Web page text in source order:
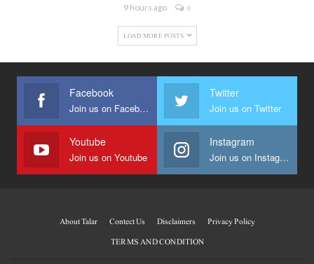
9 hours ago 0
LOAD MORE POSTS
Facebook
Join us on Facebook
Twitter
Join us on Twitter
Youtube
Join us on Youtube
Instagram
Join us on Instagram
About Talar Contect Us Disclaimers
Privacy Policy
TERMS AND CONDITION